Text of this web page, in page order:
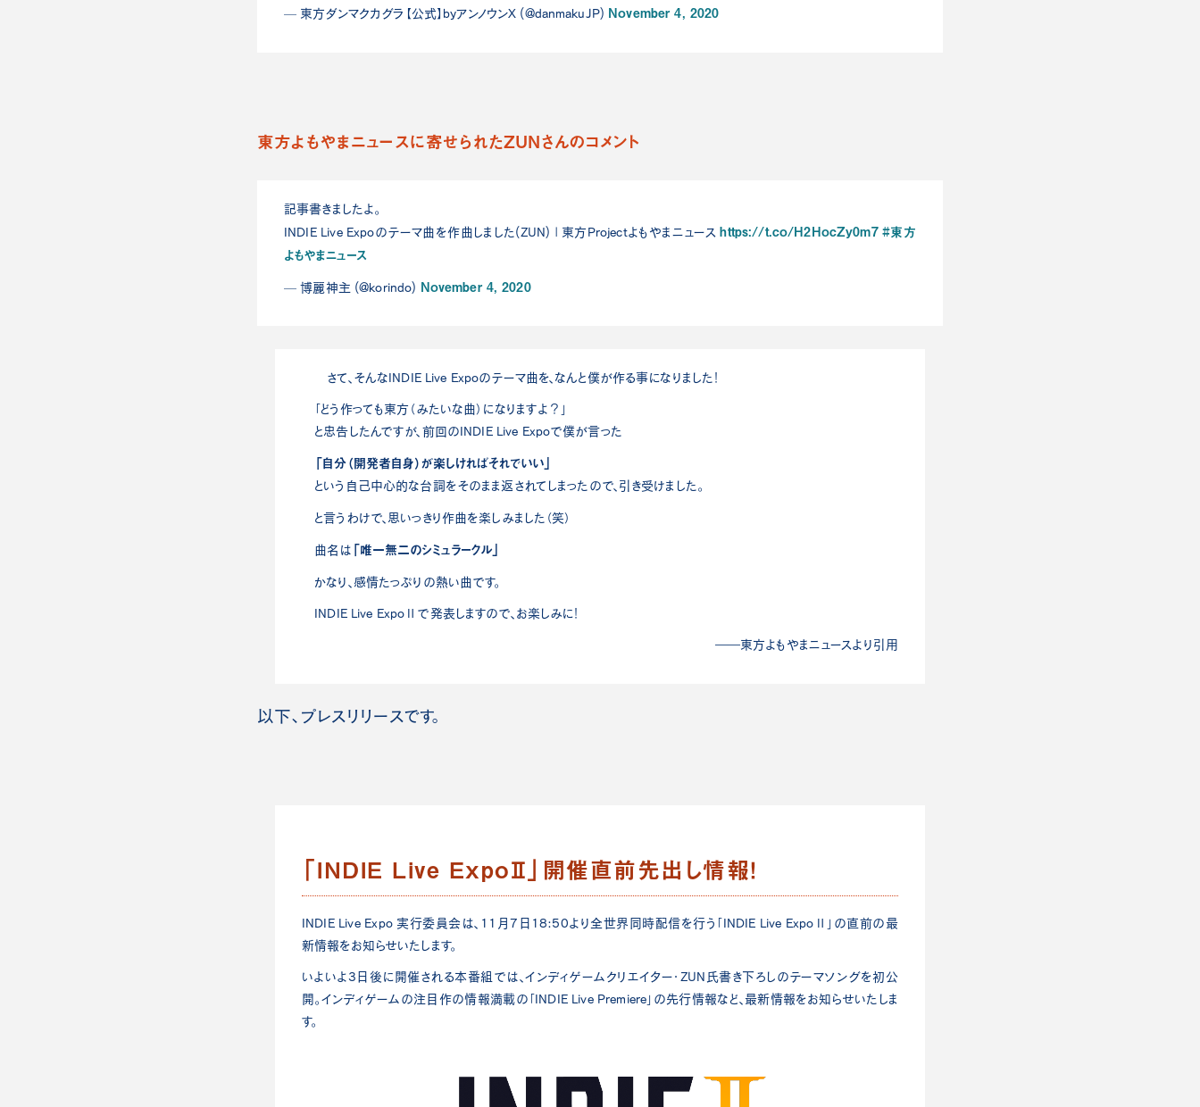
— 東方ダンマクカグラ【公式】byアンノウンX (@danmakuJP) November 4, 2020
東方よもやまニュースに寄せられたZUNさんのコメント
記事書きましたよ。
INDIE Live Expoのテーマ曲を作曲しました(ZUN) | 東方Projectよもやまニュース https://t.co/H2HocZy0m7#東方
よもやまニュース
— 博麗神主 (@korindo) November 4, 2020
さて、そんなINDIE Live Expoのテーマ曲を、なんと僕が作る事になりました！
「どう作っても東方（みたいな曲）になりますよ？」
と忠告したんですが、前回のINDIE Live Expoで僕が言った
「自分（開発者自身）が楽しければそれでいい」
という自己中心的な台詞をそのまま返されてしまったので、引き受けました。
と言うわけで、思いっきり作曲を楽しみました（笑）
曲名は 「唯一無二のシミュラークル」
かなり、感情たっぷりの熱い曲です。
INDIE Live ExpoⅡで発表しますので、お楽しみに！
――東方よもやまニュースより引用
以下、プレスリリースです。
「INDIE Live ExpoⅡ」 開催直前先出し情報！
INDIE Live Expo 実行委員会は、11月7日18:50より全世界同時配信を行う「INDIE Live ExpoⅡ」の直前の最
新情報をお知らせいたします。
いよいよ3日後に開催される本番組では、インディゲームクリエイター・ZUN氏書き下ろしのテーマソングを初公
開。インディゲームの注目作の情報満載の「INDIE Live Premiere」の先行情報など、最新情報をお知らせいたしま
す。